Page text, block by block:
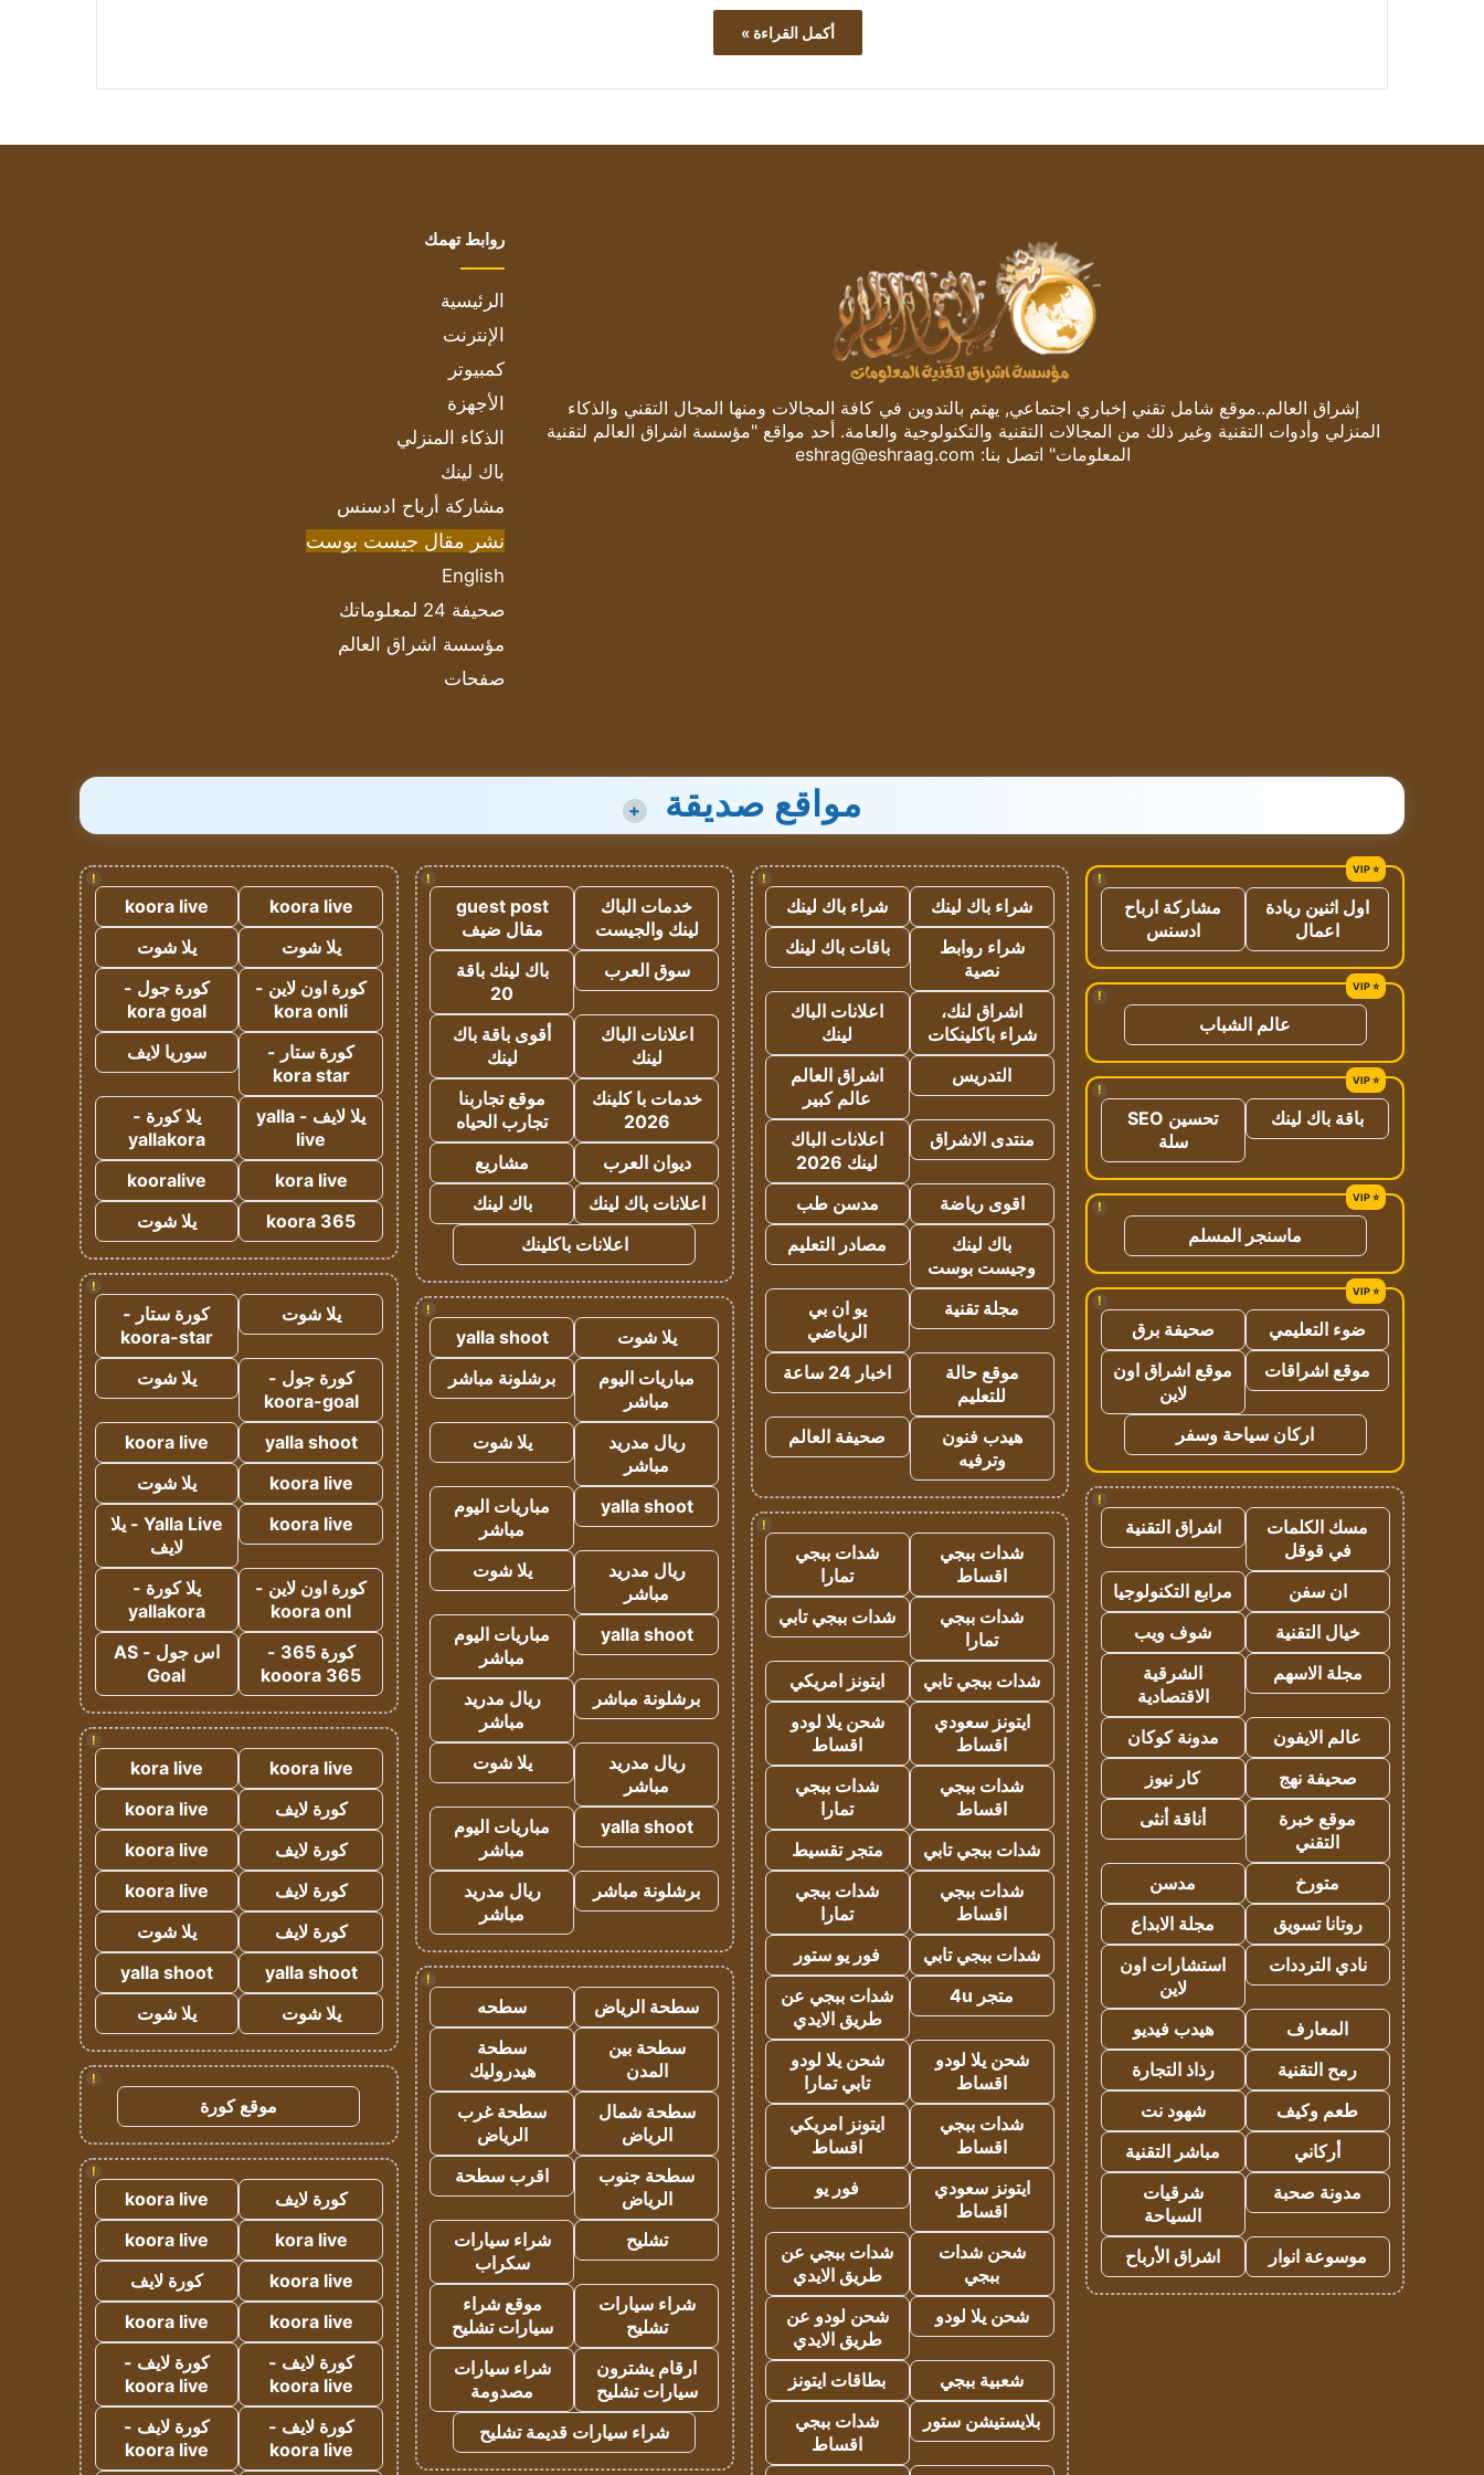
أكمل القراءة »
إشراق العالم..موقع شامل تقني إخباري اجتماعي, يهتم بالتدوين في كافة المجالات ومنها المجال التقني والذكاء
المنزلي وأدوات التقنية وغير ذلك من المجالات التقنية والتكنولوجية والعامة. أحد مواقع "مؤسسة اشراق العالم لتقنية
المعلومات" اتصل بنا: eshrag@eshraag.com
روابط تهمك
الرئيسية
الإنترنت
كمبيوتر
الأجهزة
الذكاء المنزلي
باك لينك
مشاركة أرباح ادسنس
نشر مقال جيست بوست
English
صحيفة 24 لمعلوماتك
مؤسسة اشراق العالم
صفحات
مواقع صديقة +
!
اول اثنين ريادة
اعمال
مشاركة ارباح
ادسنس
!
عالم الشباب
!
باقة باك لينك
تحسين SEO
سلة
!
ماسنجر المسلم
!
ضوء التعليمي
صحيفة برق
موقع اشراقات
موقع اشراق اون
لاين
اركان سياحة وسفر
!
مسك الكلمات
في قوقل
اشراق التقنية
ان سفن
مرابع التكنولوجيا
خيال التقنية
شوف ويب
مجلة الاسهم
الشرقية
الاقتصادية
عالم الايفون
مدونة كوكان
صحيفة نهج
كار نيوز
موقع خبرة
التقني
أناقة أنثى
متورخ
مدسن
روتانا تسويق
مجلة الابداع
نادي الترددات
استشارات اون
لاين
المعارف
هيدب فيديو
رمح التقنية
رذاذ التجارة
طعم وكيف
شهود نت
أركاني
مباشر التقنية
مدونة صحبة
شرقيات
السياحة
موسوعة انوار
اشراق الأرباح
!
شراء باك لينك
شراء باك لينك
شراء روابط
نصية
باقات باك لينك
اشراق لنك،
شراء باكلينكات
اعلانات الباك
لينك
التدريس
اشراق العالم
عالم كبير
منتدى الاشراق
اعلانات الباك
لينك 2026
اقوى رياضة
مدسن طب
باك لينك
وجيست بوست
مصادر التعليم
مجلة تقنية
يو ان بي
الرياضي
موقع حالة
للتعليم
اخبار 24 ساعة
هيدب فنون
وترفيه
صحيفة العالم
!
شدات ببجي
اقساط
شدات ببجي
تمارا
شدات ببجي
تمارا
شدات ببجي تابي
شدات ببجي تابي
ايتونز امريكي
ايتونز سعودي
اقساط
شحن يلا لودو
اقساط
شدات ببجي
اقساط
شدات ببجي
تمارا
شدات ببجي تابي
متجر تقسيط
شدات ببجي
اقساط
شدات ببجي
تمارا
شدات ببجي تابي
فور يو ستور
متجر 4u
شدات ببجي عن
طريق الايدي
شحن يلا لودو
اقساط
شحن يلا لودو
تابي تمارا
شدات ببجي
اقساط
ايتونز امريكي
اقساط
ايتونز سعودي
اقساط
فور يو
شحن شدات
ببجي
شدات ببجي عن
طريق الايدي
شحن يلا لودو
شحن لودو عن
طريق الايدي
شعبية ببجي
بطاقات ايتونز
بلايستيشن ستور
شدات ببجي
اقساط
!
خدمات الباك
لينك والجيست
guest post
مقال ضيف
سوق العرب
باك لينك باقة
20
اعلانات الباك
لينك
أقوى باقة باك
لينك
خدمات با كلينك
2026
موقع تجاربنا
تجارب الحياه
ديوان العرب
مشاريع
اعلانات باك لينك
باك لينك
اعلانات باكلينك
!
يلا شوت
yalla shoot
مباريات اليوم
مباشر
برشلونة مباشر
ريال مدريد
مباشر
يلا شوت
yalla shoot
مباريات اليوم
مباشر
ريال مدريد
مباشر
يلا شوت
yalla shoot
مباريات اليوم
مباشر
برشلونة مباشر
ريال مدريد
مباشر
ريال مدريد
مباشر
يلا شوت
yalla shoot
مباريات اليوم
مباشر
برشلونة مباشر
ريال مدريد
مباشر
!
سطحة الرياض
سطحه
سطحة بين
المدن
سطحة
هيدروليك
سطحة شمال
الرياض
سطحة غرب
الرياض
سطحة جنوب
الرياض
اقرب سطحة
تشليح
شراء سيارات
سكراب
شراء سيارات
تشليح
موقع شراء
سيارات تشليح
ارقام يشترون
سيارات تشليح
شراء سيارات
مصدومة
شراء سيارات قديمة تشليح
!
koora live
koora live
يلا شوت
يلا شوت
كورة اون لاين -
kora onli
كورة جول -
kora goal
كورة ستار -
kora star
سوريا لايف
يلا لايف - yalla
live
يلا كورة -
yallakora
kora live
kooralive
koora 365
يلا شوت
!
يلا شوت
كورة ستار -
koora-star
كورة جول -
koora-goal
يلا شوت
yalla shoot
koora live
koora live
يلا شوت
koora live
Yalla Live - يلا
لايف
كورة اون لاين -
koora onl
يلا كورة -
yallakora
كورة 365 -
kooora 365
اس جول - AS
Goal
!
koora live
kora live
كورة لايف
koora live
كورة لايف
koora live
كورة لايف
koora live
كورة لايف
يلا شوت
yalla shoot
yalla shoot
يلا شوت
يلا شوت
!
موقع كورة
!
كورة لايف
koora live
kora live
koora live
koora live
كورة لايف
koora live
koora live
كورة لايف -
koora live
كورة لايف -
koora live
كورة لايف -
koora live
كورة لايف -
koora live